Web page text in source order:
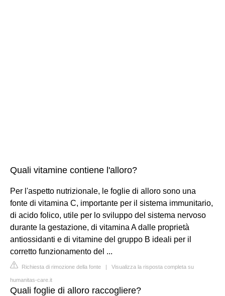
Quali vitamine contiene l'alloro?
Per l'aspetto nutrizionale, le foglie di alloro sono una
fonte di vitamina C, importante per il sistema immunitario,
di acido folico, utile per lo sviluppo del sistema nervoso
durante la gestazione, di vitamina A dalle proprietà
antiossidanti e di vitamine del gruppo B ideali per il
corretto funzionamento del ...
Richiesta di rimozione della fonte | Visualizza la risposta completa su
humanitas-care.it
Quali foglie di alloro raccogliere?